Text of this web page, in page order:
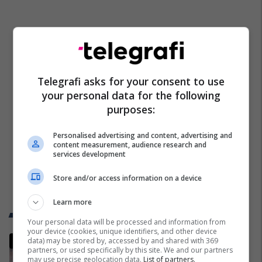
Trend Telegrafi
Zhvillim i papritur në Botëror,
Francë – Norvegji mund të
Telegrafi asks for your consent to use
your personal data for the following
purposes:
Personalised advertising and content, advertising and
content measurement, audience research and
services development
Store and/or access information on a device
Learn more
Your personal data will be processed and information from
your device (cookies, unique identifiers, and other device
data) may be stored by, accessed by and shared with 369
partners, or used specifically by this site. We and our partners
may use precise geolocation data. List of partners.